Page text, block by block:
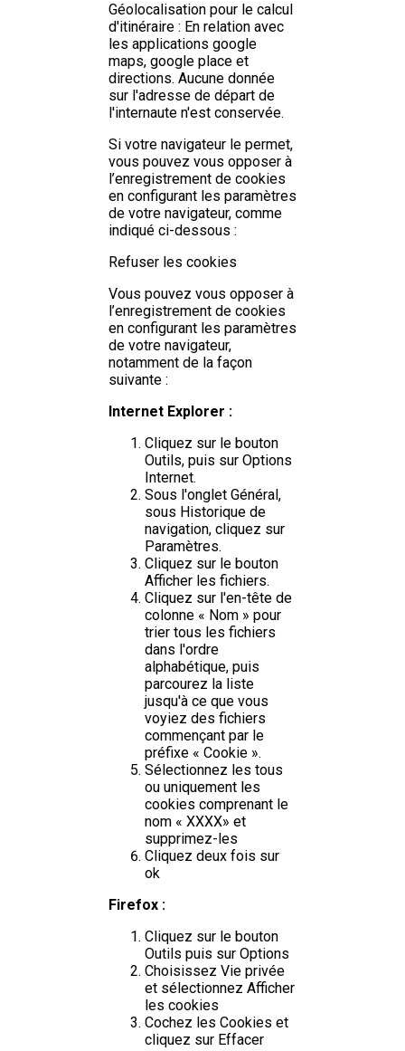
Géolocalisation pour le calcul
d'itinéraire : En relation avec
les applications google
maps, google place et
directions. Aucune donnée
sur l'adresse de départ de
l'internaute n'est conservée.
Si votre navigateur le permet,
vous pouvez vous opposer à
l’enregistrement de cookies
en configurant les paramètres
de votre navigateur, comme
indiqué ci-dessous :
Refuser les cookies
Vous pouvez vous opposer à
l’enregistrement de cookies
en configurant les paramètres
de votre navigateur,
notamment de la façon
suivante :
Internet Explorer :
Cliquez sur le bouton
Outils, puis sur Options
Internet.
Sous l'onglet Général,
sous Historique de
navigation, cliquez sur
Paramètres.
Cliquez sur le bouton
Afficher les fichiers.
Cliquez sur l'en-tête de
colonne « Nom » pour
trier tous les fichiers
dans l'ordre
alphabétique, puis
parcourez la liste
jusqu'à ce que vous
voyiez des fichiers
commençant par le
préfixe « Cookie ».
Sélectionnez les tous
ou uniquement les
cookies comprenant le
nom « XXXX» et
supprimez-les
Cliquez deux fois sur
ok
Firefox :
Cliquez sur le bouton
Outils puis sur Options
Choisissez Vie privée
et sélectionnez Afficher
les cookies
Cochez les Cookies et
cliquez sur Effacer